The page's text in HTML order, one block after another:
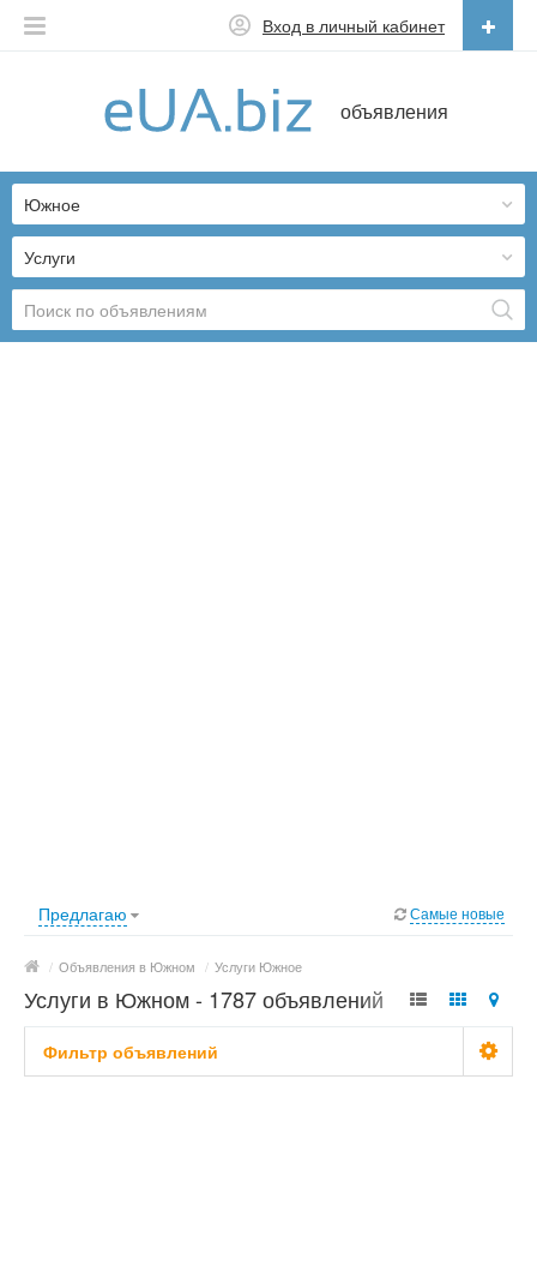
объявления
Вход в личный кабинет
Українська
Услуги
Южное
Предлагаю Самые новые
/ Объявления в Южном / Услуги Южное
Услуги в Южном - 1787 объявлений
Фильтр объявлений